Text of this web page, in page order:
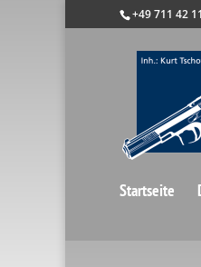
+49 711 42
Startseite